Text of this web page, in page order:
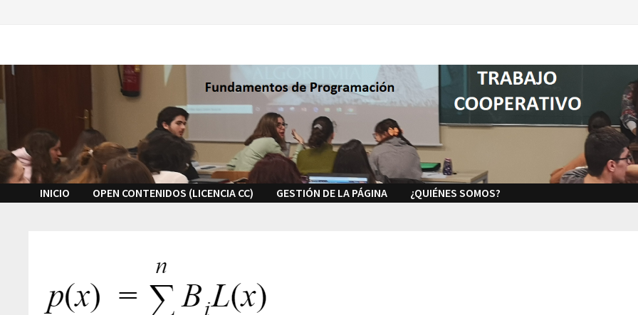
INICIO OPEN CONTENIDOS (LICENCIA CC) GESTIÓN DE LA PÁGINA ¿QUIÉNES SOMOS?